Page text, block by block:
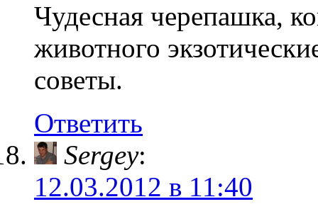
Чудесная черепашка,
животного
советы.
Ответить
Sergey:
12.03.2012 в 11:40